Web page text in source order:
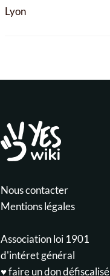
Lyon
Nous contacter
Mentions légales
Association loi 1901
d'intéret général
♥️ faire un don défiscalisé